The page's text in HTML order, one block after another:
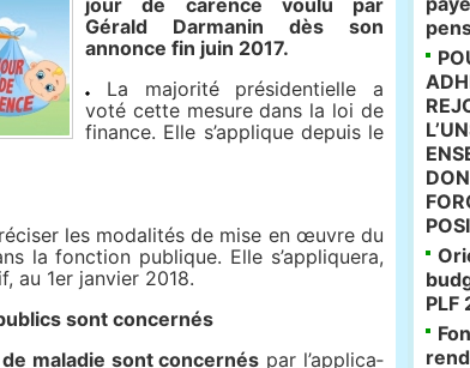
jour de carence voulu par
Gérald Darmanin dès son
annonce fin juin 2017.
La majorité présidentielle a
voté cette mesure dans la loi de
finance. Elle s’applique depuis le
les moda­li­tés de mise en œuvre du
la fonc­tion publi­que. Elle s’appli­quera,
au 1er jan­vier 2018.
sont concer­nés
mala­die sont concer­nés par l’appli­ca­
PLF